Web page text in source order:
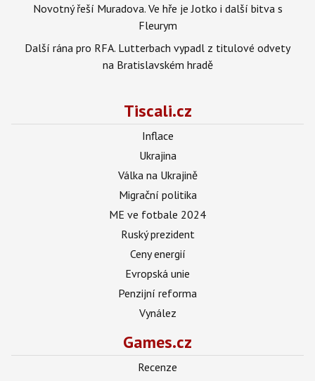
Novotný řeší Muradova. Ve hře je Jotko i další bitva s
Fleurym
Další rána pro RFA. Lutterbach vypadl z titulové odvety
na Bratislavském hradě
Tiscali.cz
Inflace
Ukrajina
Válka na Ukrajině
Migrační politika
ME ve fotbale 2024
Ruský prezident
Ceny energií
Evropská unie
Penzijní reforma
Vynález
Games.cz
Recenze